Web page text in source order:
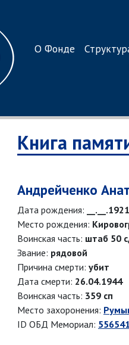
О Фонде
Книга
Андрейченко
Дата рождения:
__.__.1921
Место рождения:
Воинская часть: штаб 50
Звание: рядовой
Причина смерти: убит
Дата смерти: 26.04.1944
Воинская часть: 359 сп
Место захоронения:
ID ОБД Мемориал: